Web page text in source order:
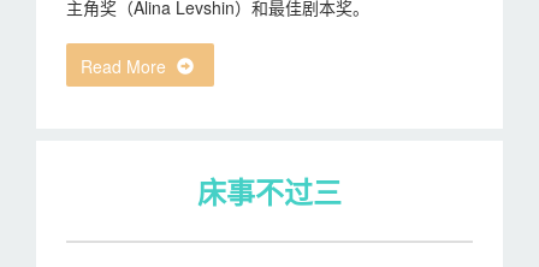
主角奖（Alina Levshin）和最佳剧本奖。
Read More
床事不过三